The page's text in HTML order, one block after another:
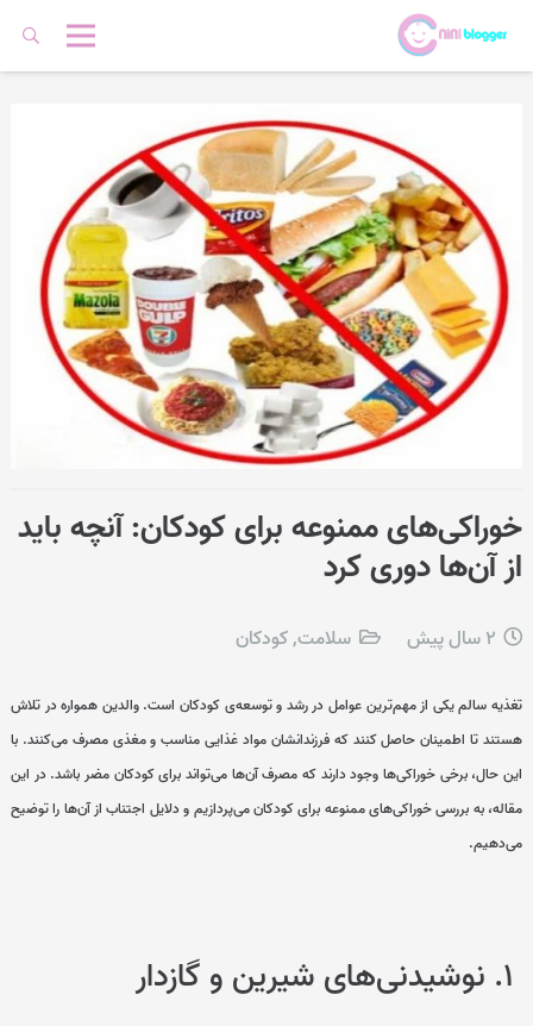
خوراکی‌های ممنوعه برای کودکان: آنچه باید
از آن‌ها دوری کرد
2 سال پیش سلامت,کودکان
تغذیه سالم یکی از مهم‌ترین عوامل در رشد و توسعه‌ی کودکان است. والدین همواره در تلاش
هستند تا اطمینان حاصل کنند که فرزندانشان مواد غذایی مناسب و مغذی مصرف می‌کنند. با
این حال، برخی خوراکی‌ها وجود دارند که مصرف آن‌ها می‌تواند برای کودکان مضر باشد. در این
مقاله، به بررسی خوراکی‌های ممنوعه برای کودکان می‌پردازیم و دلایل اجتناب از آن‌ها را توضیح
می‌دهیم.